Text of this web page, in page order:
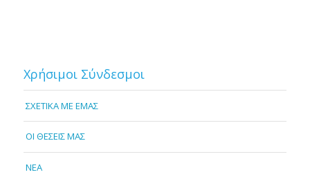
Χρήσιμοι Σύνδεσμοι
ΣΧΕΤΙΚΑ ΜΕ ΕΜΑΣ
OI ΘΕΣΕΙΣ ΜΑΣ
NEA